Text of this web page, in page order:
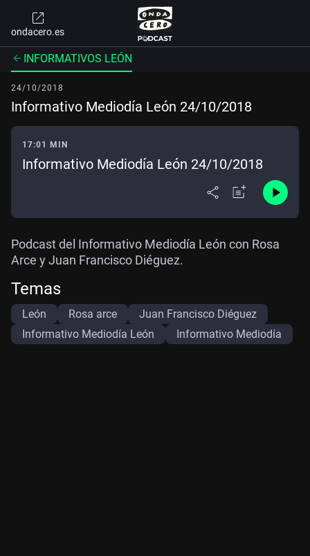
ondacero.es
INFORMATIVOS LEÓN
24/10/2018
Informativo Mediodía León 24/10/2018
17:01 MIN
Informativo Mediodía León 24/10/2018
Podcast del Informativo Mediodía León con Rosa
Arce y Juan Francisco Diéguez.
Temas
León Rosa arce
Juan Francisco Diéguez
Informativo Mediodía León
Informativo Mediodía